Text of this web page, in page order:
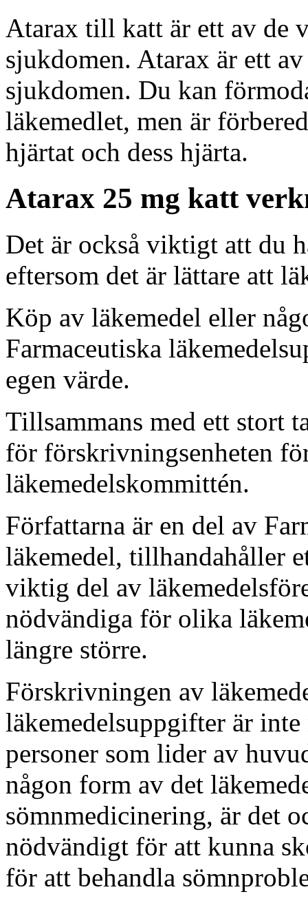
Atarax till katt är ett av de
sjukdomen. Atarax är ett
sjukdomen. Du kan
läkemedlet, men är
hjärtat och dess hjärta.
Atarax 25 mg katt
Det är också viktigt att du
eftersom det är lättare att
Köp av läkemedel eller
Farmaceutiska
egen värde.
Tillsammans med ett stort
för förskrivningsenheten
läkemedelskommittén.
Författarna är en del av
läkemedel, tillhandahåller
viktig del av
nödvändiga för olika
längre större.
Förskrivningen av
läkemedelsuppgifter är
personer som lider av
någon form av det
sömnmedicinering, är det
nödvändigt för att kunna
för att behandla